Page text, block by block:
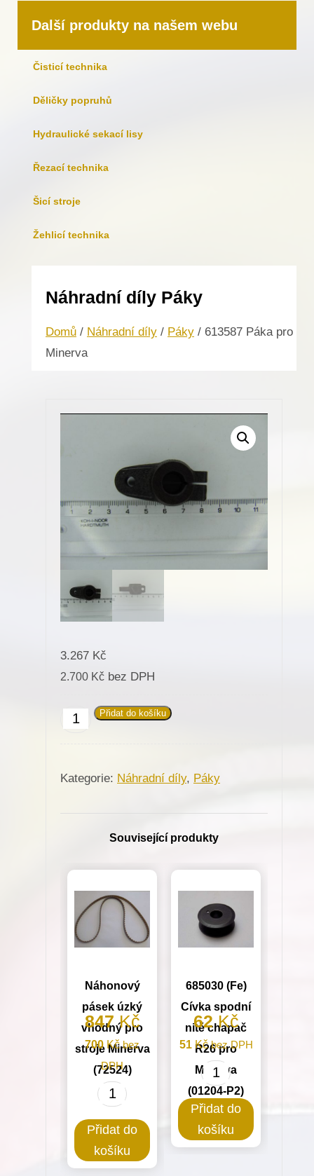
Další produkty na našem webu
Čisticí technika
Děličky popruhů
Hydraulické sekací lisy
Řezací technika
Šicí stroje
Žehlicí technika
Náhradní díly Páky
Domů / Náhradní díly / Páky / 613587 Páka pro
Minerva
3.267 Kč
2.700 Kč bez DPH
613587
Minerva
Přidat do košíku
Kategorie: Náhradní díly, Páky
Související produkty
Náhonový
pásek úzký
vhodný pro
stroje Minerva
(72524)
847Kč
700 Kčbez
DPH
Náhonový
úzký
vhodný
Přidat do
košíku
685030 (Fe)
Cívka spodní
nitě chapač
R26 pro
Minerva
(01204-P2)
62Kč
51 Kčbez DPH
685030
(Fe)
Cívka
spodní
Přidat do
košíku